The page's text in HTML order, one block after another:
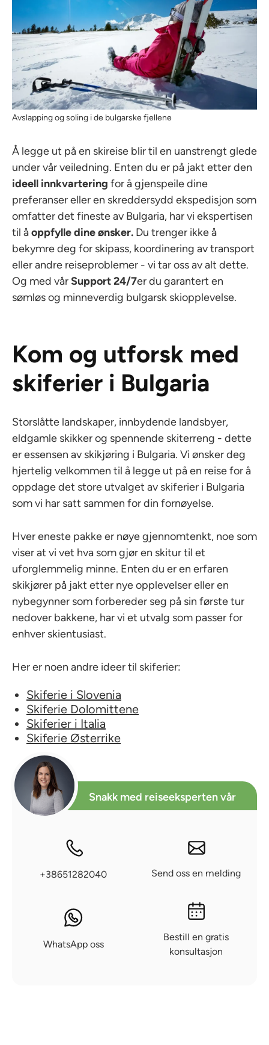
Avslapping og soling i de bulgarske fjellene
Å legge ut på en skireise blir til en uanstrengt glede
under vår veiledning. Enten du er på jakt etter den
ideell innkvartering for å gjenspeile dine
preferanser eller en skreddersydd ekspedisjon som
omfatter det fineste av Bulgaria, har vi ekspertisen
til åoppfylle dine ønsker. Du trenger ikke å
bekymre deg for skipass, koordinering av transport
eller andre reiseproblemer - vi tar oss av alt dette.
Og med vårSupport 24/7er du garantert en
sømløs og minneverdig bulgarsk skiopplevelse.
Kom og utforsk med
skiferier i Bulgaria
Storslåtte landskaper, innbydende landsbyer,
eldgamle skikker og spennende skiterreng - dette
er essensen av skikjøring i Bulgaria. Vi ønsker deg
hjertelig velkommen til å legge ut på en reise for å
oppdage det store utvalget av skiferier i Bulgaria
som vi har satt sammen for din fornøyelse.
Hver eneste pakke er nøye gjennomtenkt, noe som
viser at vi vet hva som gjør en skitur til et
uforglemmelig minne. Enten du er en erfaren
skikjører på jakt etter nye opplevelser eller en
nybegynner som forbereder seg på sin første tur
nedover bakkene, har vi et utvalg som passer for
enhver skientusiast.
Her er noen andre ideer til skiferier:
Skiferie i Slovenia
Skiferie Dolomittene
Skiferier i Italia
Skiferie Østerrike
Snakk med reiseeksperten vår
+38651282040 Send oss en melding
WhatsApp oss
Bestill en gratis
konsultasjon